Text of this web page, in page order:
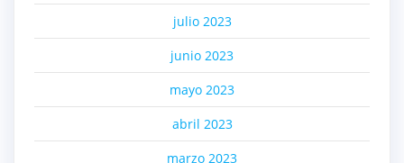
julio 2023
junio 2023
mayo 2023
abril 2023
marzo 2023